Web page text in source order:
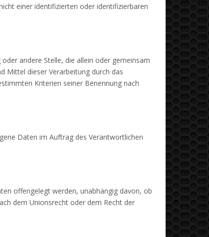
einer identifizierten oder identifizierbaren
andere Stelle, die allein oder gemeinsam
Mittel dieser Verarbeitung durch das
Kriterien seiner Benennung nach
Daten im Auftrag des Verantwortlichen
offengelegt werden, unabhängig davon, ob
dem Unionsrecht oder dem Recht der